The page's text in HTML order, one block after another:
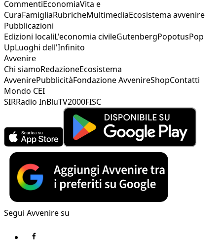
CommentiEconomiaVita e
CuraFamigliaRubricheMultimediaEcosistema avvenire
Pubblicazioni
Edizioni localiL'economia civileGutenbergPopotusPop
UpLuoghi dell'Infinito
Avvenire
Chi siamoRedazioneEcosistema
AvvenirePubblicitàFondazione AvvenireShopContatti
Mondo CEI
SIRRadio InBluTV2000FISC
Segui Avvenire su